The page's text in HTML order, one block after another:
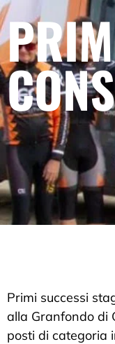
Primi successi
alla Granfondo di
posti di categoria